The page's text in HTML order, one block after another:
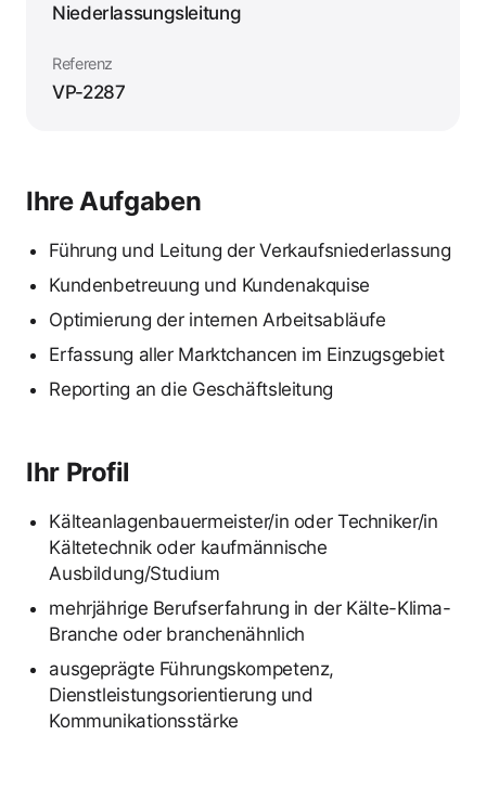
Niederlassungsleitung
Referenz
VP-2287
Ihre Aufgaben
Führung und Leitung der Verkaufsniederlassung
Kundenbetreuung und Kundenakquise
Optimierung der internen Arbeitsabläufe
Erfassung aller Marktchancen im Einzugsgebiet
Reporting an die Geschäftsleitung
Ihr Profil
Kälteanlagenbauermeister/in oder Techniker/in
Kältetechnik oder kaufmännische
Ausbildung/Studium
mehrjährige Berufserfahrung in der Kälte-Klima-
Branche oder branchenähnlich
ausgeprägte Führungskompetenz,
Dienstleistungsorientierung und
Kommunikationsstärke